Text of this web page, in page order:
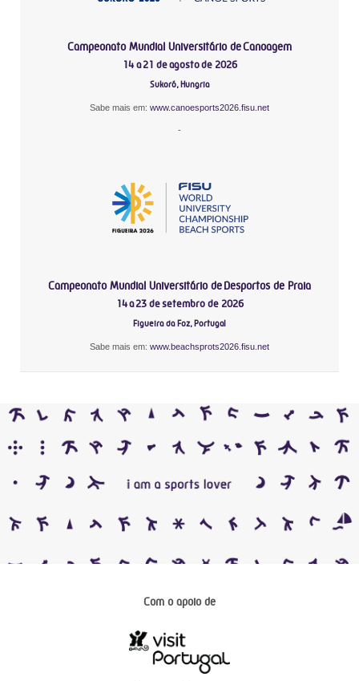
Campeonato Mundial Universitário de Canoagem
14 a 21 de agosto de 2026
Sukoró, Hungria
Sabe mais em: www.canoesports2026.fisu.net
-
Campeonato Mundial Universitário de Desportos de Praia
14 a 23 de setembro de 2026
Figueira da Foz, Portugal
Sabe mais em: www.beachsprots2026.fisu.net
Com o apoio de